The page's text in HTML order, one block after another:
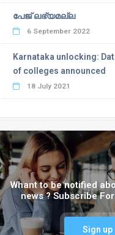
പേജ് ലഭ്യമല്ല
6 September 2022
Karnataka unlocking:
of colleges announced
18 July 2021
Whant to be notified
news ? Subscribe
Sign up